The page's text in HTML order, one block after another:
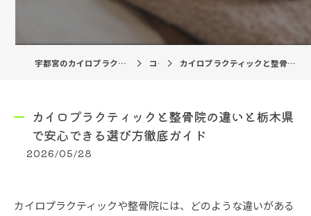
宇都宮のカイロプラクティックならカイロプラクティック赤沼 コラム カイロプラクティックと整骨院の違いと栃木県で安心できる選び方徹底ガイド
カイロプラクティックと整骨院の違いと栃木県
で安心できる選び方徹底ガイド
2026/05/28
カイロプラクティックや整骨院には、どのような違いがある